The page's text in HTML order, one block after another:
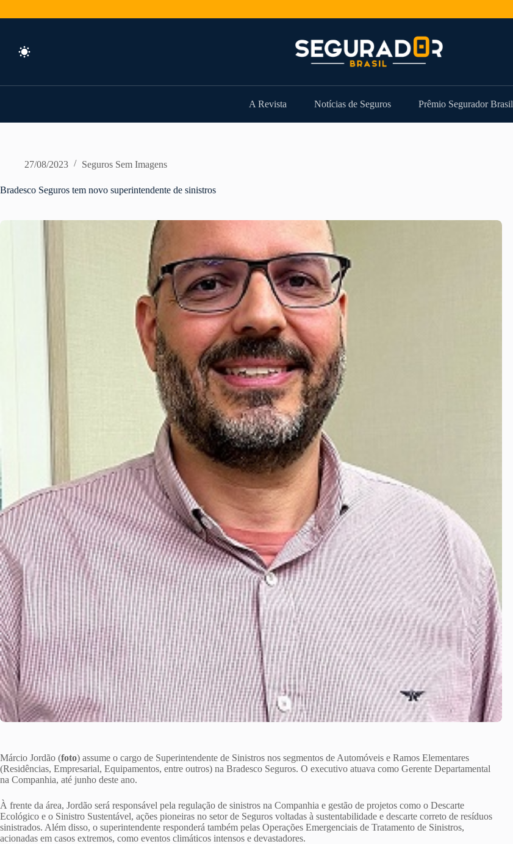
A Revista Notícias de Seguros Prêmio Segurador Brasil
27/08/2023 Seguros Sem Imagens
Bradesco Seguros tem novo superintendente de sinistros
Márcio Jordão (foto) assume o cargo de Superintendente de Sinistros nos segmentos de Automóveis e Ramos Elementares
(Residências, Empresarial, Equipamentos, entre outros) na Bradesco Seguros. O executivo atuava como Gerente Departamental
na Companhia, até junho deste ano.
À frente da área, Jordão será responsável pela regulação de sinistros na Companhia e gestão de projetos como o Descarte
Ecológico e o Sinistro Sustentável, ações pioneiras no setor de Seguros voltadas à sustentabilidade e descarte correto de resíduos
sinistrados. Além disso, o superintendente responderá também pelas Operações Emergenciais de Tratamento de Sinistros,
acionadas em casos extremos, como eventos climáticos intensos e devastadores.